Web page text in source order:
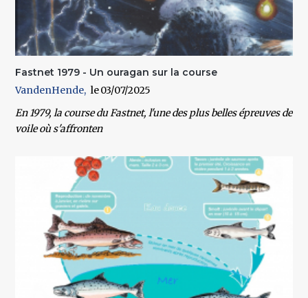
Fastnet 1979 - Un ouragan sur la course
VandenHende
03/07/2025
En 1979, la course du Fastnet, l'une des plus belles épreuves de
voile où s'affronten